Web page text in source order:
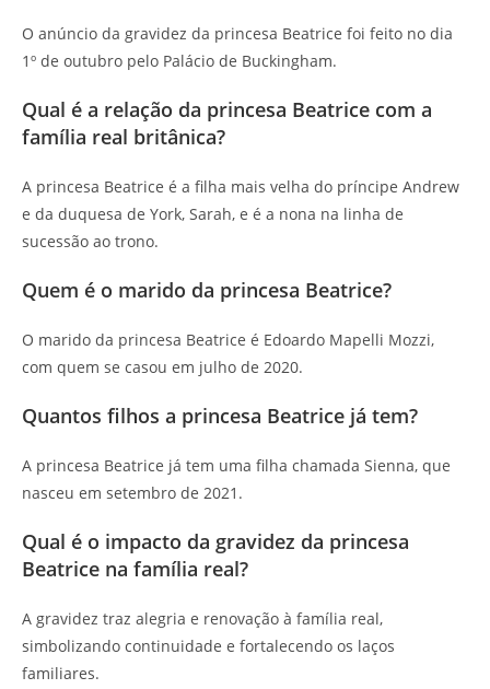
O anúncio da gravidez da princesa Beatrice foi feito no dia
1º de outubro pelo Palácio de Buckingham.
Qual é a relação da princesa Beatrice com a
família real britânica?
A princesa Beatrice é a filha mais velha do príncipe Andrew
e da duquesa de York, Sarah, e é a nona na linha de
sucessão ao trono.
Quem é o marido da princesa Beatrice?
O marido da princesa Beatrice é Edoardo Mapelli Mozzi,
com quem se casou em julho de 2020.
Quantos filhos a princesa Beatrice já tem?
A princesa Beatrice já tem uma filha chamada Sienna, que
nasceu em setembro de 2021.
Qual é o impacto da gravidez da princesa
Beatrice na família real?
A gravidez traz alegria e renovação à família real,
simbolizando continuidade e fortalecendo os laços
familiares.